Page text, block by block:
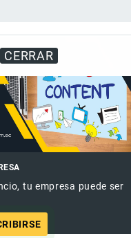
CERRAR
tu empresa puede ser